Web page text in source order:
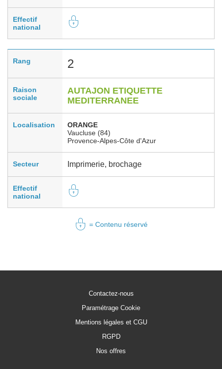
Effectif
national
Rang 2
Raison
sociale
AUTAJON ETIQUETTE
MEDITERRANEE
Localisation
ORANGE
Vaucluse (84)
Provence-Alpes-Côte d'Azur
Secteur Imprimerie, brochage
Effectif
national
= Contenu réservé
Contactez-nous
Paramétrage Cookie
Mentions légales et CGU
RGPD
Nos offres